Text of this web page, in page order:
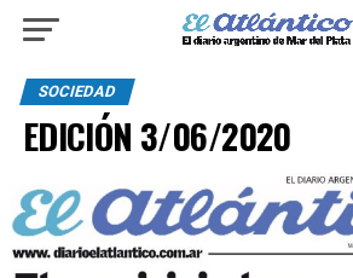
SOCIEDAD
EDICIÓN 3/06/2020